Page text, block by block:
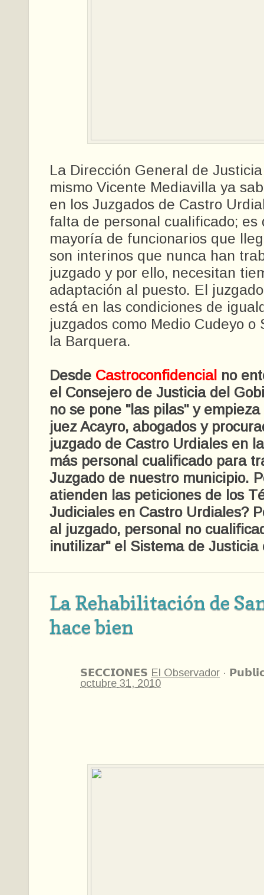
La Dirección General de
mismo Vicente Mediavilla ya
en los Juzgados de Castro
falta de personal cualificado; es
mayoría de funcionarios que
son interinos que nunca han
juzgado y por ello, necesitan
adaptación al puesto. El
está en las condiciones de
juzgados como Medio Cudeyo o
la Barquera.
Desde Castroconfidencial no
el Consejero de Justicia del
no se pone "las pilas" y
juez Acayro, abogados y
juzgado de Castro Urdiales en
más personal cualificado para
Juzgado de nuestro municipio.
atienden las peticiones de los
Judiciales en Castro Urdiales?
al juzgado, personal no
inutilizar" el Sistema de Justicia
La Rehabilitación de
hace bien
𝗦𝗘𝗖𝗖𝗜𝗢𝗡𝗘𝗦 El Observador ·
octubre 31, 2010